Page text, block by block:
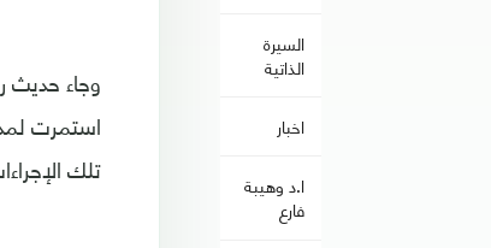
السيرة
الذاتية
اخبار
ا.د وهيبة
فارع
وجاء حديث
استمرت
تلك